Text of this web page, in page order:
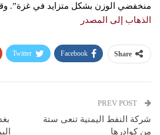
منخفضي الوزن بشكل متزايد في غزة”.
الذهاب إلى المصدر
Share
Facebook
Twitter
شركة النفط اليمنية تنعى ستة
من كوادرها